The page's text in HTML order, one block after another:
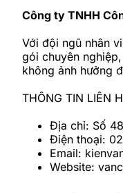
Công ty TNHH
Với đội ngũ nhân
gói chuyên
không ảnh hưởng
THÔNG TIN LIÊN
Địa chỉ: Số
Điện thoại:
Email:
Website: